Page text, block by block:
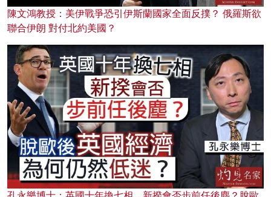
陳文鴻教授：美伊戰爭恐引伊斯蘭國家全面反撲？ 俄羅斯欲
聯合伊朗 對付北約美國？